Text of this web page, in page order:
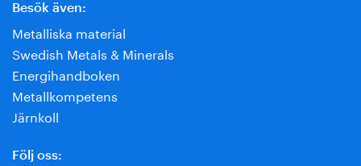
Besök även:
Metalliska material
Swedish Metals & Minerals
Energihandboken
Metallkompetens
Järnkoll
Följ oss: